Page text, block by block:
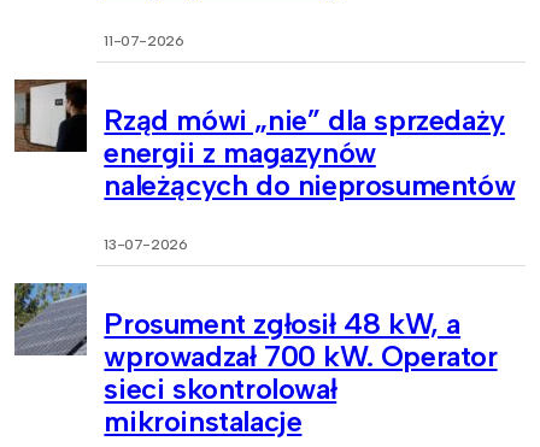
11-07-2026
Rząd mówi „nie” dla sprzedaży
energii z magazynów
należących do nieprosumentów
13-07-2026
Prosument zgłosił 48 kW, a
wprowadzał 700 kW. Operator
sieci skontrolował
mikroinstalacje